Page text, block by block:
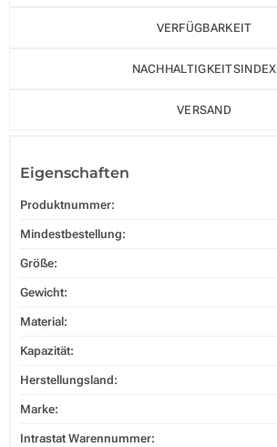
VERFÜGBARKEIT
NACHHALTIGKEITSINDEX
VERSAND
Eigenschaften
Produktnummer:
Mindestbestellung:
Größe:
Gewicht:
Material:
Kapazität:
Herstellungsland:
Marke:
Intrastat Warennummer: